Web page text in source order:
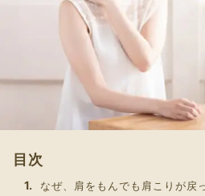
目次
なぜ、肩をもんでも肩こりが戻